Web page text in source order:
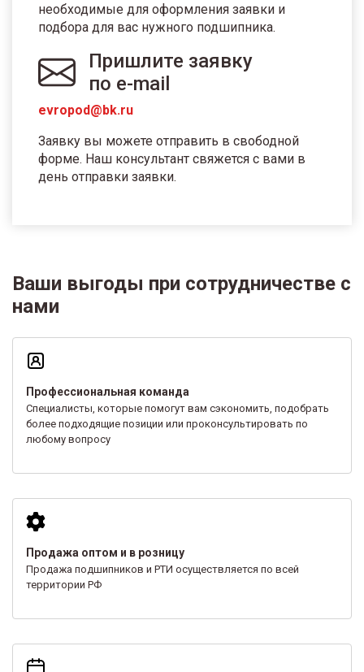
необходимые для оформления заявки и
подбора для вас нужного подшипника.
Пришлите заявку
по e-mail
evropod@bk.ru
Заявку вы можете отправить в свободной
форме. Наш консультант свяжется с вами в
день отправки заявки.
Ваши выгоды при сотрудничестве с
нами
Профессиональная команда
Специалисты, которые помогут вам сэкономить, подобрать
более подходящие позиции или проконсультировать по
любому вопросу
Продажа оптом и в розницу
Продажа подшипников и РТИ осуществляется по всей
территории РФ